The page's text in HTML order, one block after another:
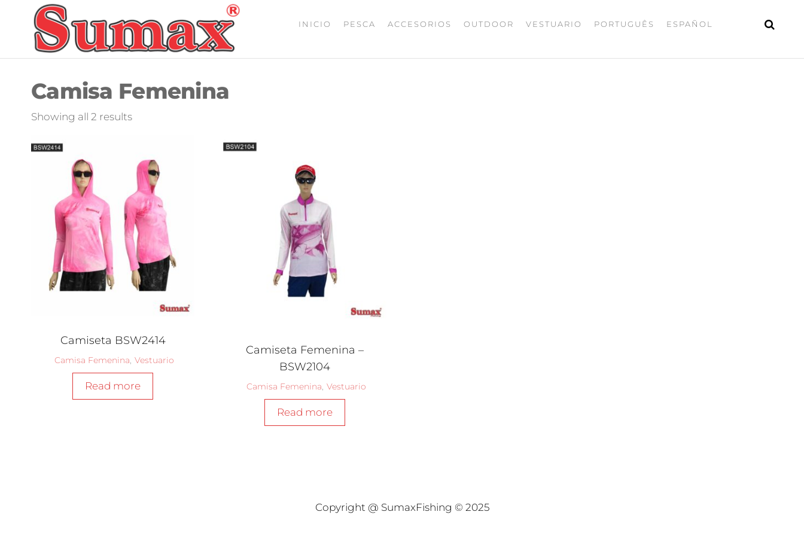
content
FISHING
INICIO PESCA ACCESORIOS OUTDOOR VESTUARIO PORTUGUÊS ESPAÑOL
Camisa Femenina
Showing all 2 resultsSorted
Camiseta BSW2414
Camisa Femenina, Vestuario
Read more
Camiseta Femenina –
BSW2104
Camisa Femenina Vestuario
Read more
Copyright @ SumaxFishing © 2025